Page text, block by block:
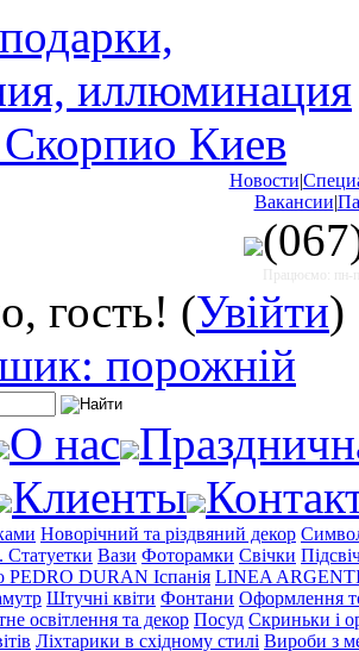
Новости|
Вакансии|
Працюємо: пн-
гость! (Увійти)
порожній
О нас
Клиенты
Новорічний та різдвяний декор
Статуетки Вази Фоторамки Свічки
PEDRO DURAN Іспанія LINEA
Штучні квіти Фонтани Оформлення
освітлення та декор Посуд Скриньки і
Ліхтарики в східному стилі Вироби з